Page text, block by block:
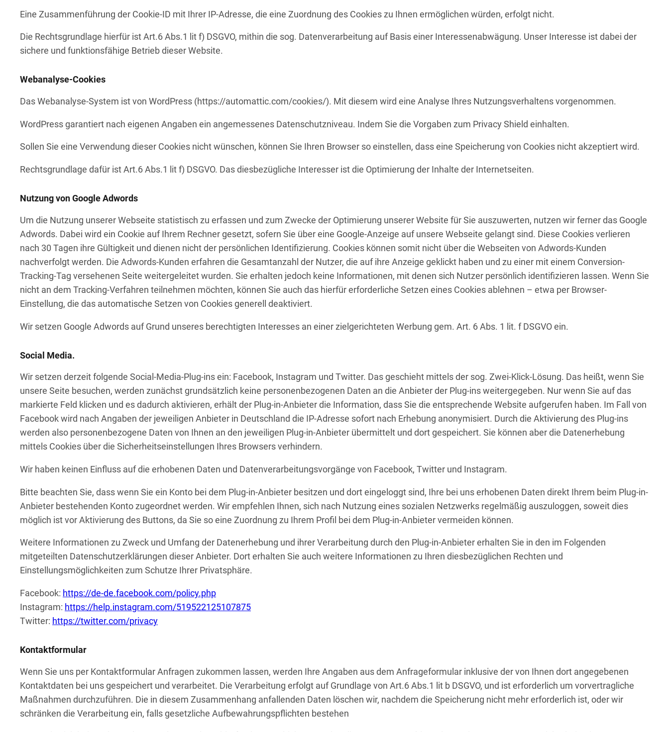
Eine Zusammenführung der Cookie-ID mit Ihrer IP-Adresse, die eine Zuordnung des Cookies zu Ihnen ermöglichen würden, erfolgt nicht.
Die Rechtsgrundlage hierfür ist Art.6 Abs.1 lit f) DSGVO, mithin die sog. Datenverarbeitung auf Basis einer Interessenabwägung. Unser Interesse ist dabei der
sichere und funktionsfähige Betrieb dieser Website.
Webanalyse-Cookies
Das Webanalyse-System ist von WordPress (https://automattic.com/cookies/). Mit diesem wird eine Analyse Ihres Nutzungsverhaltens vorgenommen.
WordPress garantiert nach eigenen Angaben ein angemessenes Datenschutzniveau. Indem Sie die Vorgaben zum Privacy Shield einhalten.
Sollen Sie eine Verwendung dieser Cookies nicht wünschen, können Sie Ihren Browser so einstellen, dass eine Speicherung von Cookies nicht akzeptiert wird.
Rechtsgrundlage dafür ist Art.6 Abs.1 lit f) DSGVO. Das diesbezügliche Interesser ist die Optimierung der Inhalte der Internetseiten.
Nutzung von Google Adwords
Um die Nutzung unserer Webseite statistisch zu erfassen und zum Zwecke der Optimierung unserer Website für Sie auszuwerten, nutzen wir ferner das Google
Adwords. Dabei wird ein Cookie auf Ihrem Rechner gesetzt, sofern Sie über eine Google-Anzeige auf unsere Webseite gelangt sind. Diese Cookies verlieren
nach 30 Tagen ihre Gültigkeit und dienen nicht der persönlichen Identifizierung. Cookies können somit nicht über die Webseiten von Adwords-Kunden
nachverfolgt werden. Die Adwords-Kunden erfahren die Gesamtanzahl der Nutzer, die auf ihre Anzeige geklickt haben und zu einer mit einem Conversion-
Tracking-Tag versehenen Seite weitergeleitet wurden. Sie erhalten jedoch keine Informationen, mit denen sich Nutzer persönlich identifizieren lassen. Wenn Sie
nicht an dem Tracking-Verfahren teilnehmen möchten, können Sie auch das hierfür erforderliche Setzen eines Cookies ablehnen – etwa per Browser-
Einstellung, die das automatische Setzen von Cookies generell deaktiviert.
Wir setzen Google Adwords auf Grund unseres berechtigten Interesses an einer zielgerichteten Werbung gem. Art. 6 Abs. 1 lit. f DSGVO ein.
Social Media.
Wir setzen derzeit folgende Social-Media-Plug-ins ein: Facebook, Instagram und Twitter. Das geschieht mittels der sog. Zwei-Klick-Lösung. Das heißt, wenn Sie
unsere Seite besuchen, werden zunächst grundsätzlich keine personenbezogenen Daten an die Anbieter der Plug-ins weitergegeben. Nur wenn Sie auf das
markierte Feld klicken und es dadurch aktivieren, erhält der Plug-in-Anbieter die Information, dass Sie die entsprechende Website aufgerufen haben. Im Fall von
Facebook wird nach Angaben der jeweiligen Anbieter in Deutschland die IP-Adresse sofort nach Erhebung anonymisiert. Durch die Aktivierung des Plug-ins
werden also personenbezogene Daten von Ihnen an den jeweiligen Plug-in-Anbieter übermittelt und dort gespeichert. Sie können aber die Datenerhebung
mittels Cookies über die Sicherheitseinstellungen Ihres Browsers verhindern.
Wir haben keinen Einfluss auf die erhobenen Daten und Datenverarbeitungsvorgänge von Facebook, Twitter und Instagram.
Bitte beachten Sie, dass wenn Sie ein Konto bei dem Plug-in-Anbieter besitzen und dort eingeloggt sind, Ihre bei uns erhobenen Daten direkt Ihrem beim Plug-in-
Anbieter bestehenden Konto zugeordnet werden. Wir empfehlen Ihnen, sich nach Nutzung eines sozialen Netzwerks regelmäßig auszuloggen, soweit dies
möglich ist vor Aktivierung des Buttons, da Sie so eine Zuordnung zu Ihrem Profil bei dem Plug-in-Anbieter vermeiden können.
Weitere Informationen zu Zweck und Umfang der Datenerhebung und ihrer Verarbeitung durch den Plug-in-Anbieter erhalten Sie in den im Folgenden
mitgeteilten Datenschutzerklärungen dieser Anbieter. Dort erhalten Sie auch weitere Informationen zu Ihren diesbezüglichen Rechten und
Einstellungsmöglichkeiten zum Schutze Ihrer Privatsphäre.
Facebook: https://de-de.facebook.com/policy.php
Instagram: https://help.instagram.com/519522125107875
Twitter: https://twitter.com/privacy
Kontaktformular
Wenn Sie uns per Kontaktformular Anfragen zukommen lassen, werden Ihre Angaben aus dem Anfrageformular inklusive der von Ihnen dort angegebenen
Kontaktdaten bei uns gespeichert und verarbeitet. Die Verarbeitung erfolgt auf Grundlage von Art.6 Abs.1 lit b DSGVO, und ist erforderlich um vorvertragliche
Maßnahmen durchzuführen. Die in diesem Zusammenhang anfallenden Daten löschen wir, nachdem die Speicherung nicht mehr erforderlich ist, oder wir
schränken die Verarbeitung ein, falls gesetzliche Aufbewahrungspflichten bestehen